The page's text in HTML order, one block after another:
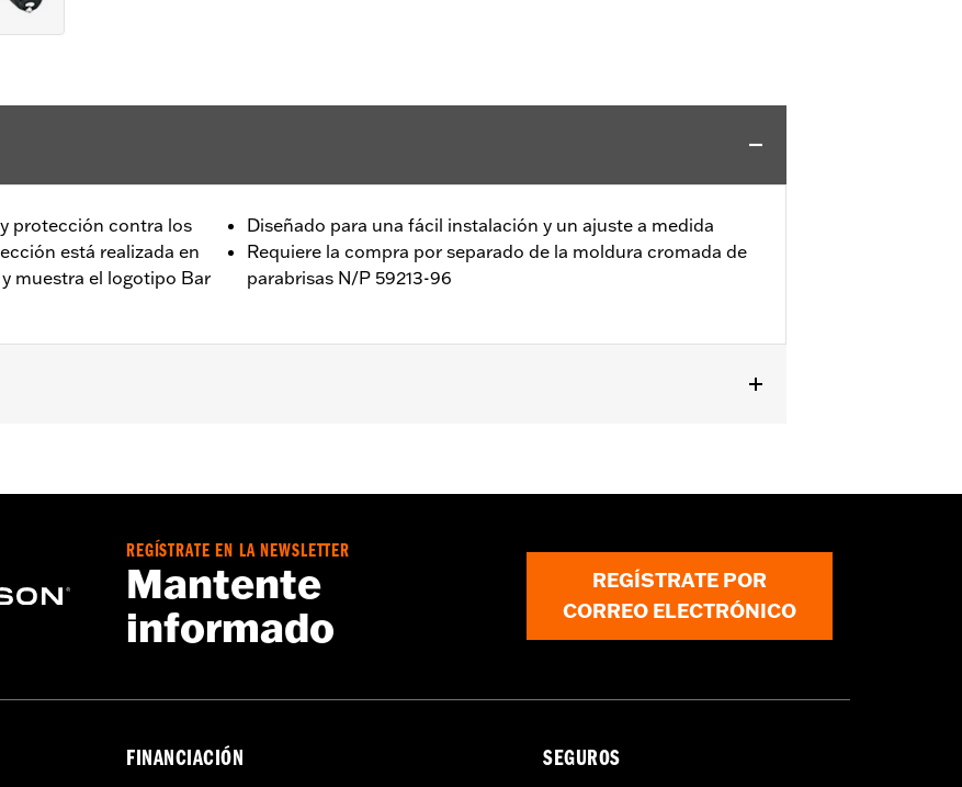
protección contra los
está realizada en
muestra el logotipo Bar
Diseñado para una fácil instalación y un ajuste a medida
Requiere la compra por separado de la moldura cromada de
parabrisas N/P 59213-96
REGÍSTRATE EN LA NEWSLETTER
Mantente
informado
REGÍSTRATE POR
CORREO ELECTRÓNICO
FINANCIACIÓN SEGUROS